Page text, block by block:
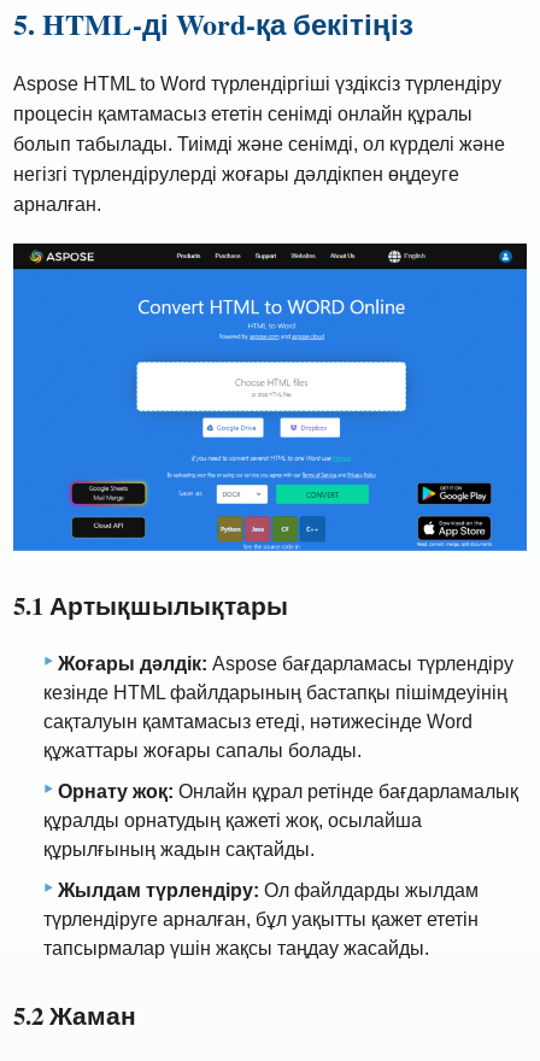
5. HTML-ді Word-қа бекітіңіз
Aspose HTML to Word түрлендіргіші үздіксіз түрлендіру
процесін қамтамасыз ететін сенімді онлайн құралы
болып табылады. Тиімді және сенімді, ол күрделі және
негізгі түрлендірулерді жоғары дәлдікпен өңдеуге
арналған.
5.1 Артықшылықтары
Жоғары дәлдік: Aspose бағдарламасы түрлендіру
кезінде HTML файлдарының бастапқы пішімдеуінің
сақталуын қамтамасыз етеді, нәтижесінде Word
құжаттары жоғары сапалы болады.
Орнату жоқ: Онлайн құрал ретінде бағдарламалық
құралды орнатудың қажеті жоқ, осылайша
құрылғының жадын сақтайды.
Жылдам түрлендіру: Ол файлдарды жылдам
түрлендіруге арналған, бұл уақытты қажет ететін
тапсырмалар үшін жақсы таңдау жасайды.
5.2 Жаман